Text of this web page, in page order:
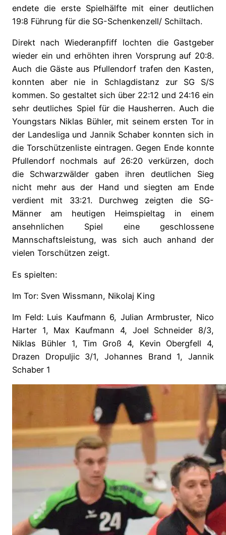
endete die erste Spielhälfte mit einer deutlichen
19:8 Führung für die SG-Schenkenzell/ Schiltach.
Direkt nach Wiederanpfiff lochten die Gastgeber
wieder ein und erhöhten ihren Vorsprung auf 20:8.
Auch die Gäste aus Pfullendorf trafen den Kasten,
konnten aber nie in Schlagdistanz zur SG S/S
kommen. So gestaltet sich über 22:12 und 24:16 ein
sehr deutliches Spiel für die Hausherren. Auch die
Youngstars Niklas Bühler, mit seinem ersten Tor in
der Landesliga und Jannik Schaber konnten sich in
die Torschützenliste eintragen. Gegen Ende konnte
Pfullendorf nochmals auf 26:20 verkürzen, doch
die Schwarzwälder gaben ihren deutlichen Sieg
nicht mehr aus der Hand und siegten am Ende
verdient mit 33:21. Durchweg zeigten die SG-
Männer am heutigen Heimspieltag in einem
ansehnlichen Spiel eine geschlossene
Mannschaftsleistung, was sich auch anhand der
vielen Torschützen zeigt.
Es spielten:
Im Tor: Sven Wissmann, Nikolaj King
Im Feld: Luis Kaufmann 6, Julian Armbruster, Nico
Harter 1, Max Kaufmann 4, Joel Schneider 8/3,
Niklas Bühler 1, Tim Groß 4, Kevin Obergfell 4,
Drazen Dropuljic 3/1, Johannes Brand 1, Jannik
Schaber 1